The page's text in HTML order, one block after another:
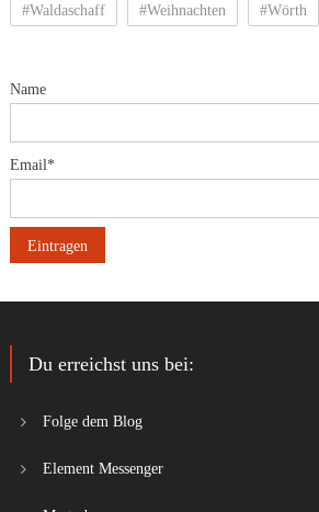
#Waldaschaff #Weihnachten #Wörth
Name
Email*
Du erreichst uns bei:
Folge dem Blog
Element Messenger